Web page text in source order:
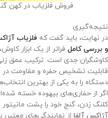
فروش فلزیاب در کهن گنجیاب
نتیجه‌گیری
در نهایت، باید گفت که فلزیاب
و بررسی کامل فراتر از یک ابزار
کاوشگران جدی است. ترکیب عمق
قابلیت تشخیص حفره و مقاومت
دستگاه را به یکی از بهترین
اگر از حفاری‌های بیهوده خسته
کلنگ زدن، گنج خود را پشت مانیتور
آژاکس آلفا از نمایندگی‌های